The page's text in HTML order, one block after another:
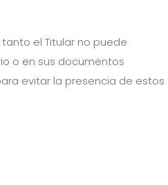
el Titular no puede
o en sus documentos
evitar la presencia de estos